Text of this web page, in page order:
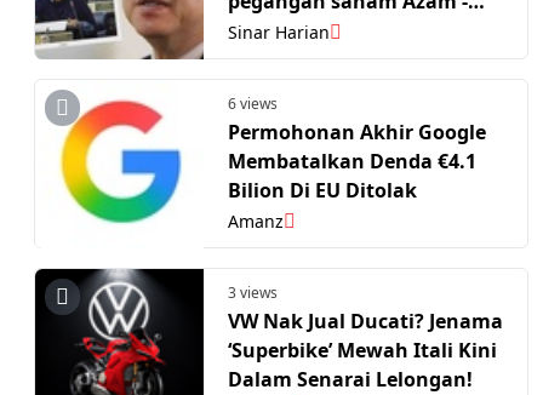
Guan Eng
Sinar Harian
6 views
Permohonan Akhir Google
Membatalkan Denda €4.1
Bilion Di EU Ditolak
Amanz
3 views
VW Nak Jual Ducati? Jenama
‘Superbike’ Mewah Itali Kini
Dalam Senarai Lelongan!